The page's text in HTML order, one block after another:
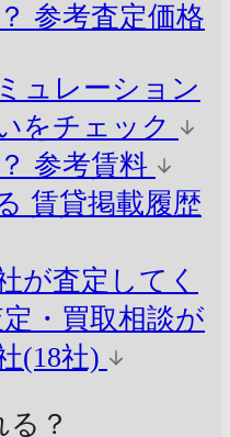
参考査定価格
ュレーション
をチェック
参考賃料
賃貸掲載履歴
が査定してく
・買取相談が
(18社)
？